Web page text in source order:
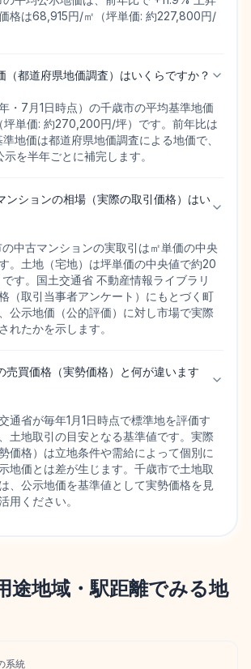
格は68,915円/㎡（坪単価: 約227,800円/
（都道府県地価調査）はいくらですか？
・7月1日時点）の千歳市の平均基準地価
坪単価: 約270,200円/坪）です。前年比は
地価は都道府県地価調査による地価で、
を半年ごとに補完します。
ンションの相場（実際の取引価格）はい
中古マンションの実取引は㎡単価の中央
。土地（宅地）は坪単価の中央値で約20
す。国土交通省 不動産情報ライブラリ
（取引当事者アンケート）にもとづく町
公示地価（公的評価）に対し市場で実際
れたかを示します。
売買価格（実勢価格）と何が違います
通省が毎年1月1日時点で標準地を評価す
土地取引の目安となる基準値です。実際
価格）は立地条件や需給によって個別に
地価とは差が生じます。千歳市で土地取
、公示地価を基準値として実勢価格を見
用ください。
途地域・駅距離でみる地
系統